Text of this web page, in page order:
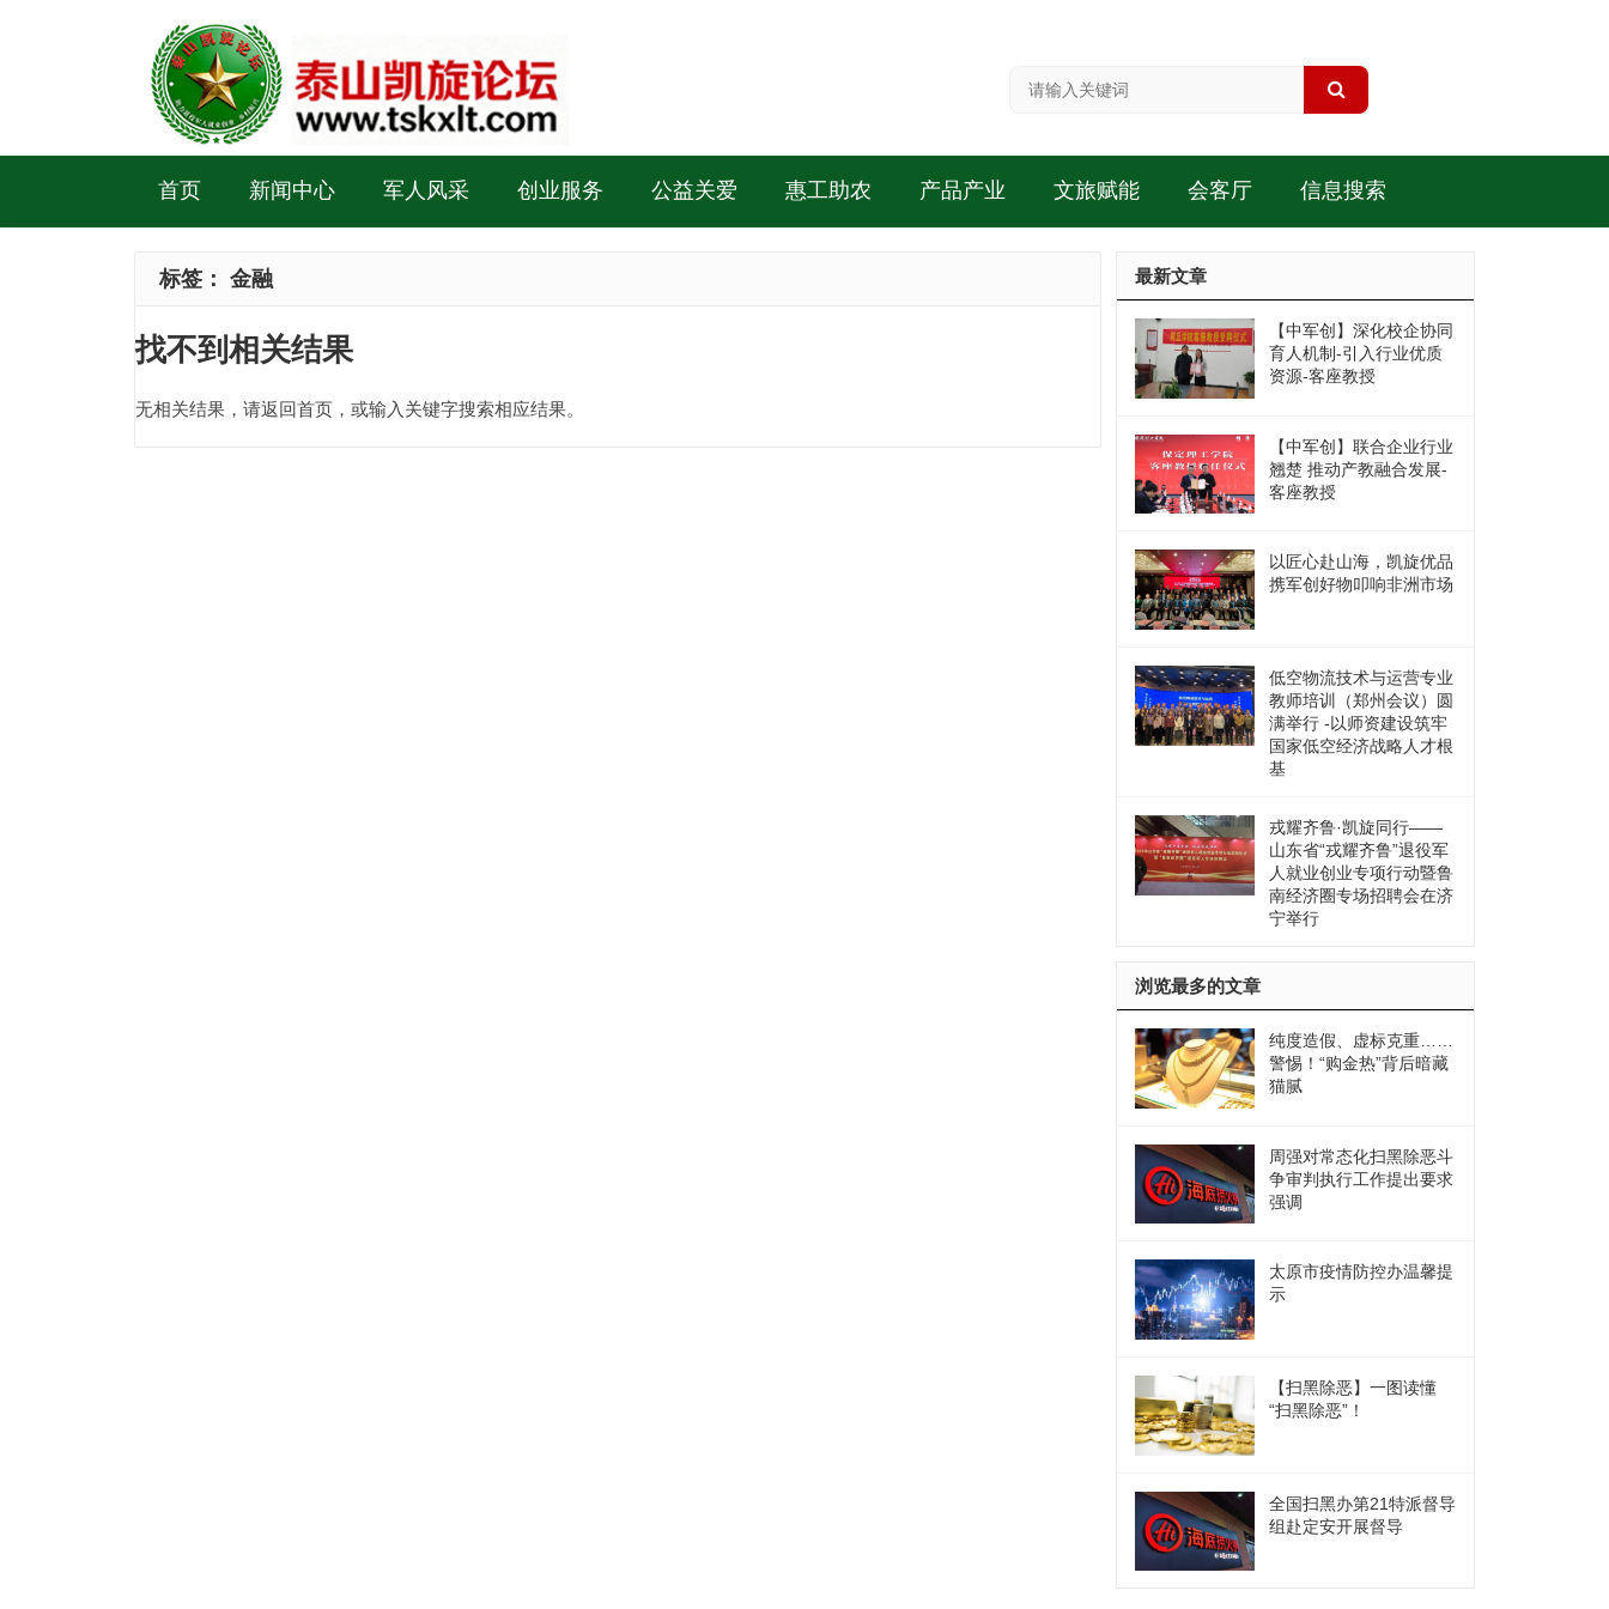
首页 新闻中心 军人风采 创业服务 公益关爱 惠工助农 产品产业 文旅赋能 会客厅 信息搜索
标签： 金融
找不到相关结果
无相关结果，请返回首页，或输入关键字搜索相应结果。
最新文章
【中军创】深化校企协同
育人机制-引入行业优质
资源-客座教授
【中军创】联合企业行业
翘楚 推动产教融合发展-
客座教授
以匠心赴山海，凯旋优品
携军创好物叩响非洲市场
低空物流技术与运营专业
教师培训（郑州会议）圆
满举行 -以师资建设筑牢
国家低空经济战略人才根
基
戎耀齐鲁·凯旋同行——
山东省“戎耀齐鲁”退役军
人就业创业专项行动暨鲁
南经济圈专场招聘会在济
宁举行
浏览最多的文章
纯度造假、虚标克重……
警惕！“购金热”背后暗藏
猫腻
周强对常态化扫黑除恶斗
争审判执行工作提出要求
强调
太原市疫情防控办温馨提
示
【扫黑除恶】一图读懂
“扫黑除恶”！
全国扫黑办第21特派督导
组赴定安开展督导